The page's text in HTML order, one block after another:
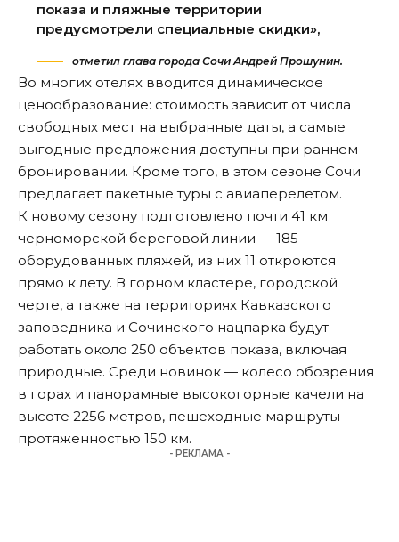
показа и пляжные территории
предусмотрели специальные скидки»,
отметил глава города Сочи Андрей Прошунин.
Во многих отелях вводится динамическое
ценообразование: стоимость зависит от числа
свободных мест на выбранные даты, а самые
выгодные предложения доступны при раннем
бронировании. Кроме того, в этом сезоне Сочи
предлагает пакетные туры с авиаперелетом.
К новому сезону подготовлено почти 41 км
черноморской береговой линии — 185
оборудованных пляжей, из них 11 откроются
прямо к лету. В горном кластере, городской
черте, а также на территориях Кавказского
заповедника и Сочинского нацпарка будут
работать около 250 объектов показа, включая
природные. Среди новинок — колесо обозрения
в горах и панорамные высокогорные качели на
высоте 2256 метров, пешеходные маршруты
протяженностью 150 км.
- РЕКЛАМА -